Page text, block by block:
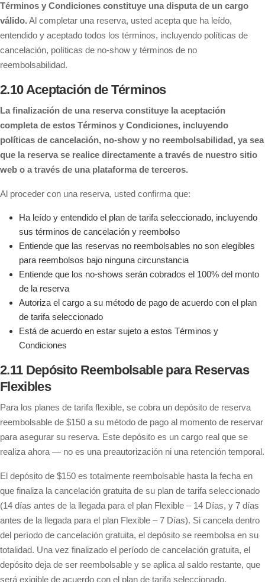
Términos y Condiciones constituye una disputa de un cargo
válido. Al completar una reserva, usted acepta que ha leído,
entendido y aceptado todos los términos, incluyendo políticas de
cancelación, políticas de no-show y términos de no
reembolsabilidad.
2.10 Aceptación de Términos
La finalización de una reserva constituye la aceptación
completa de estos Términos y Condiciones, incluyendo
políticas de cancelación, no-show y no reembolsabilidad, ya sea
que la reserva se realice directamente a través de nuestro sitio
web o a través de una plataforma de terceros.
Al proceder con una reserva, usted confirma que:
Ha leído y entendido el plan de tarifa seleccionado, incluyendo
sus términos de cancelación y reembolso
Entiende que las reservas no reembolsables no son elegibles
para reembolsos bajo ninguna circunstancia
Entiende que los no-shows serán cobrados el 100% del monto
de la reserva
Autoriza el cargo a su método de pago de acuerdo con el plan
de tarifa seleccionado
Está de acuerdo en estar sujeto a estos Términos y
Condiciones
2.11 Depósito Reembolsable para Reservas
Flexibles
Para los planes de tarifa flexible, se cobra un depósito de reserva
reembolsable de $150 a su método de pago al momento de reservar
para asegurar su reserva. Este depósito es un cargo real que se
realiza ahora — no es una preautorización ni una retención temporal.
El depósito de $150 es totalmente reembolsable hasta la fecha en
que finaliza la cancelación gratuita de su plan de tarifa seleccionado
(14 días antes de la llegada para el plan Flexible – 14 Días, y 7 días
antes de la llegada para el plan Flexible – 7 Días). Si cancela dentro
del período de cancelación gratuita, el depósito se reembolsa en su
totalidad. Una vez finalizado el período de cancelación gratuita, el
depósito deja de ser reembolsable y se aplica al saldo restante, que
será exigible de acuerdo con el plan de tarifa seleccionado.